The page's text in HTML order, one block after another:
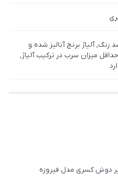
آلیاژ برنج آنالیز شده و
میزان سرب در ترکیب آلیاژ,
دوش کسری مدل فیروزه